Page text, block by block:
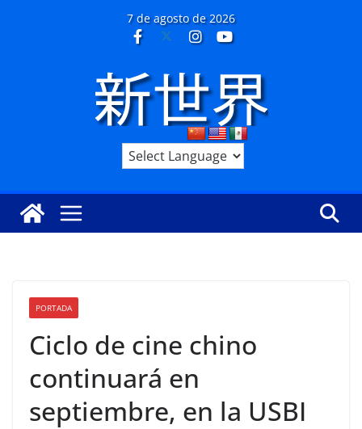
7 de agosto de 2026
PORTADA
Ciclo de cine chino
continuará en
septiembre, en la USBI